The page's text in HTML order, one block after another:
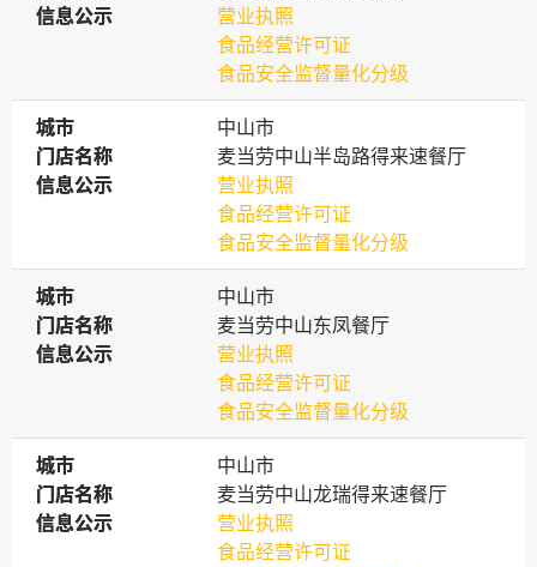
信息公示
信息公示
营业执照
食品经营许可证
食品安全监督量化分级
城市
城市
中山市
门店名称
门店名称
麦当劳中山半岛路得来速餐厅
信息公示
信息公示
营业执照
食品经营许可证
食品安全监督量化分级
城市
城市
中山市
门店名称
门店名称
麦当劳中山东凤餐厅
信息公示
信息公示
营业执照
食品经营许可证
食品安全监督量化分级
城市
城市
中山市
门店名称
门店名称
麦当劳中山龙瑞得来速餐厅
信息公示
信息公示
营业执照
食品经营许可证